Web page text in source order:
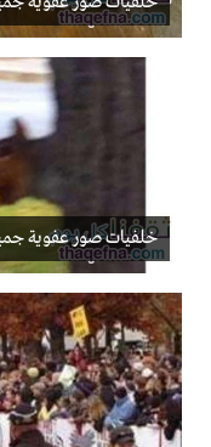
خلفيات صور عفوية